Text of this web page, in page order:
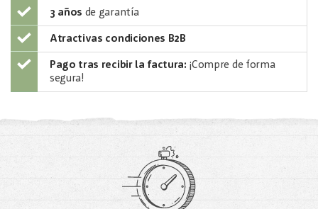
3 años de garantía
Atractivas condiciones B2B
Pago tras recibir la factura: ¡Compre de forma
segura!